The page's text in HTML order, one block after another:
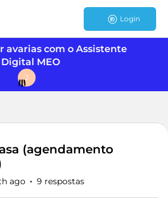
Login
avarias com o Assistente
Digital MEO
J
(agendamento
ago 9 respostas